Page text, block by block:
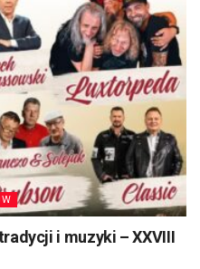
i muzyki – XXVIII